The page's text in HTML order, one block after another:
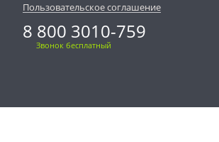
Пользовательское соглашение
8 800 3010-759
Звонок бесплатный